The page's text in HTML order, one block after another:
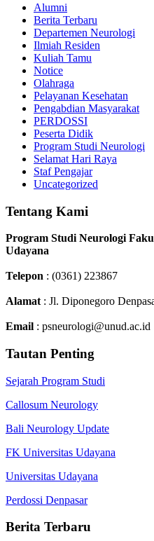
Alumni
Berita Terbaru
Departemen Neurologi
Ilmiah Residen
Kuliah Tamu
Notice
Olahraga
Pelayanan Kesehatan
Pengabdian Masyarakat
PERDOSSI
Peserta Didik
Program Studi Neurologi
Selamat Hari Raya
Staf Pengajar
Uncategorized
Tentang Kami
Program Studi Neurologi
Udayana
Telepon : (0361) 223867
Alamat : Jl. Diponegoro
Email : psneurologi@unud.ac.id
Tautan Penting
Sejarah Program Studi
Callosum Neurology
Bali Neurology Update
FK Universitas Udayana
Universitas Udayana
Perdossi Denpasar
Berita Terbaru